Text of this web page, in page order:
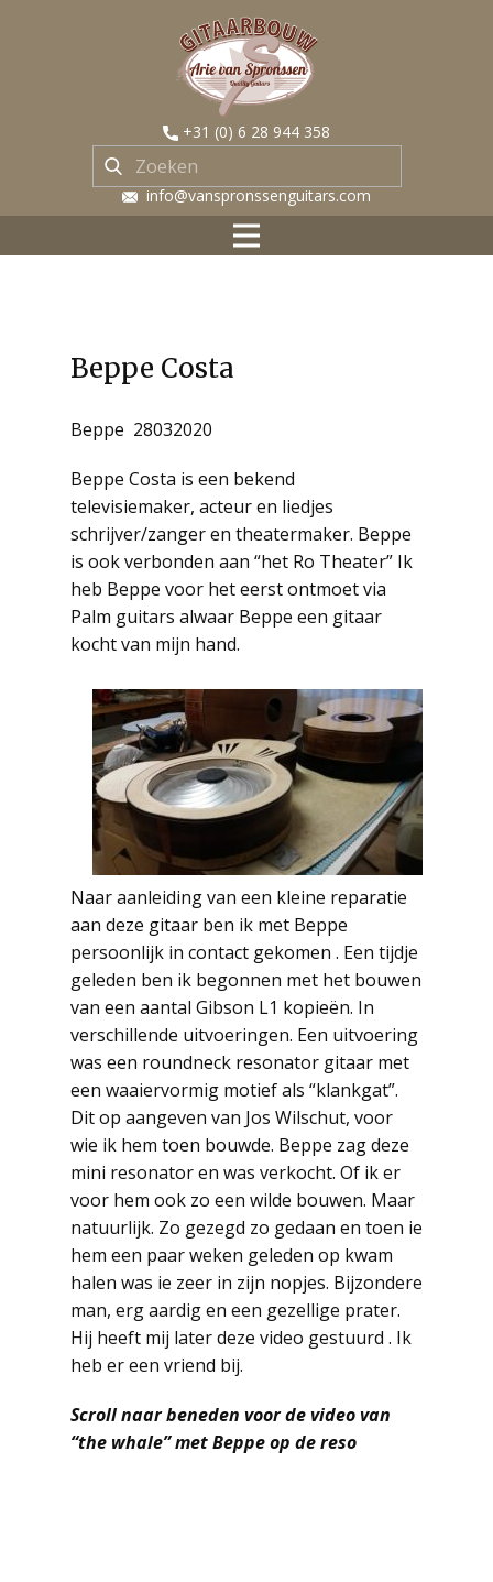
​+31 (0) 6 28 944 358
​ info@vanspronssenguitars.com
Beppe Costa
Beppe 28032020
Beppe Costa is een bekend
televisiemaker, acteur en liedjes
schrijver/zanger en theatermaker. Beppe
is ook verbonden aan “het Ro Theater” Ik
heb Beppe voor het eerst ontmoet via
Palm guitars alwaar Beppe een gitaar
kocht van mijn hand.
Naar aanleiding van een kleine reparatie
aan deze gitaar ben ik met Beppe
persoonlijk in contact gekomen . Een tijdje
geleden ben ik begonnen met het bouwen
van een aantal Gibson L1 kopieën. In
verschillende uitvoeringen. Een uitvoering
was een roundneck resonator gitaar met
een waaiervormig motief als “klankgat”.
Dit op aangeven van Jos Wilschut, voor
wie ik hem toen bouwde. Beppe zag deze
mini resonator en was verkocht. Of ik er
voor hem ook zo een wilde bouwen. Maar
natuurlijk. Zo gezegd zo gedaan en toen ie
hem een paar weken geleden op kwam
halen was ie zeer in zijn nopjes. Bijzondere
man, erg aardig en een gezellige prater.
Hij heeft mij later deze video gestuurd . Ik
heb er een vriend bij.
Scroll naar beneden voor de video van
“the whale” met Beppe op de reso